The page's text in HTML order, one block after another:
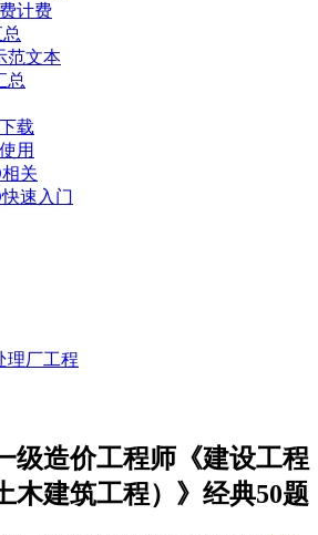
计费
范文本
总
载
用
关
速入门
理厂工程
级造价工程师《建设工程
木建筑工程）》经典50题